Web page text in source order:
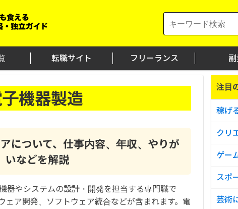
for:
転職サイト フリーランス 副
機器製造
について、仕事内容、年収、やりが
いなどを解説
器やシステムの設計・開発を担当する専門職で
ェア開発、ソフトウェア統合などが含まれます。電
注目
稼げ
クリ
ゲー
スポ
芸術